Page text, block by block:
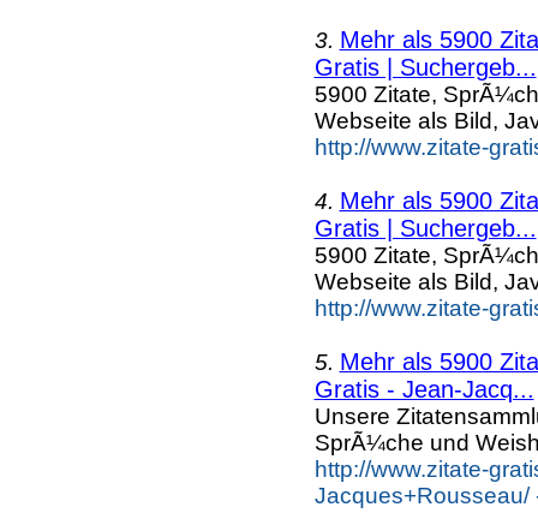
3. Mehr als 5900
Gratis | Suchergeb...
5900 Zitate,
Webseite als Bild,
http://www.zitate-
4. Mehr als 5900
Gratis | Suchergeb...
5900 Zitate,
Webseite als Bild,
http://www.zitate-
5. Mehr als 5900
Gratis - Jean-Jacq...
Unsere
SprÃ¼che und
http://www.zitate-
Jacques+Rousseau/